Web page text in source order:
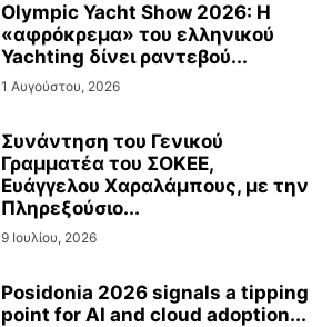
Olympic Yacht Show 2026: Η
«αφρόκρεμα» του ελληνικού
Yachting δίνει ραντεβού...
1 Αυγούστου, 2026
Συνάντηση του Γενικού
Γραμματέα του ΣΟΚΕΕ,
Ευάγγελου Χαραλάμπους, με την
Πληρεξούσιο...
9 Ιουλίου, 2026
Posidonia 2026 signals a tipping
point for AI and cloud adoption...